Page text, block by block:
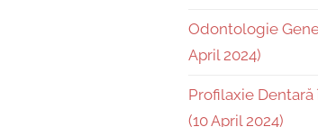
Odontologie
April 2024)
Profilaxie
(10 April 2024)